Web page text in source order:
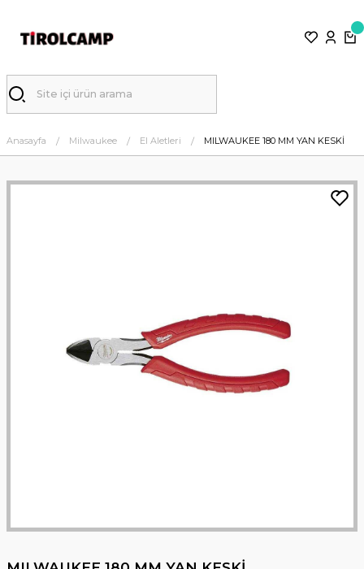
Anasayfa Milwaukee El Aletleri MILWAUKEE 180 MM YAN KESKİ